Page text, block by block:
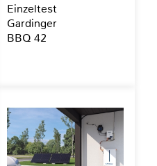
Einzeltest
Gardinger
BBQ 42